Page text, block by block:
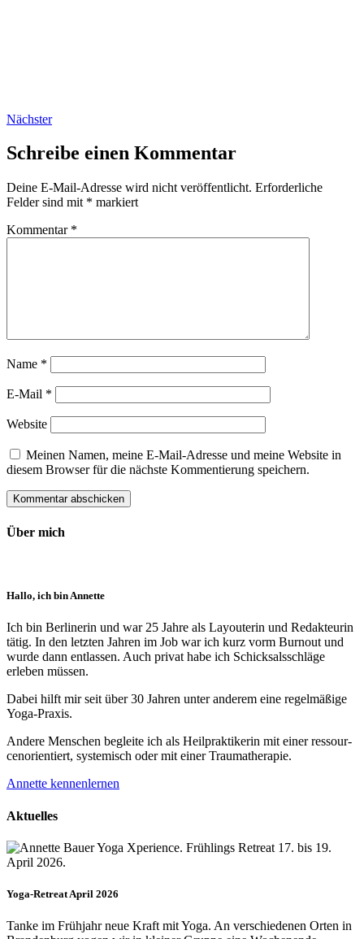
Nächster
Schreibe einen Kommentar
Deine E-Mail-Adresse wird nicht veröffentlicht. Erforderliche
Felder sind mit * markiert
Kommentar *
Name *
E-Mail *
Website
Meinen Namen, meine E-Mail-Adresse und meine Website in
diesem Browser für die nächste Kommentierung speichern.
Über mich
Hallo, ich bin Annette
Ich bin Berlinerin und war 25 Jahre als Layouterin und Redak­teurin
tätig. In den letzten Jahren im Job war ich kurz vorm Burnout und
wurde dann ent­lassen. Auch privat habe ich Schick­sals­schläge
erleben müssen.
Dabei hilft mir seit über 30 Jahren unter anderem eine regelmäßige
Yoga-Praxis.
Andere Menschen begleite ich als Heil­prakti­kerin mit einer ressour­
cenorien­tiert, systemisch oder mit einer Trauma­therapie.
Annette kennenlernen
Aktuelles
Yoga-Retreat April 2026
Tanke im Frühjahr neue Kraft mit Yoga. An verschiedenen Orten in